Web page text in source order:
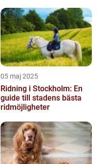
05 maj 2025
Ridning i Stockholm: En
guide till stadens bästa
ridmöjligheter